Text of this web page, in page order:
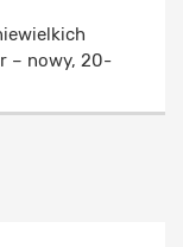
– nowy, 20-